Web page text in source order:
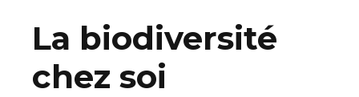
La biodiversité
chez soi